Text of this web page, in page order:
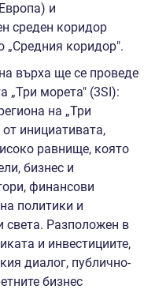
и
среден коридор
„Средния коридор".
ще се проведе
„Три морета" (3SI):
на „Три
инициативата,
равнище, която
бизнес и
финансови
политики и
света. Разположен в
и инвестициите,
диалог, публично-
бизнес